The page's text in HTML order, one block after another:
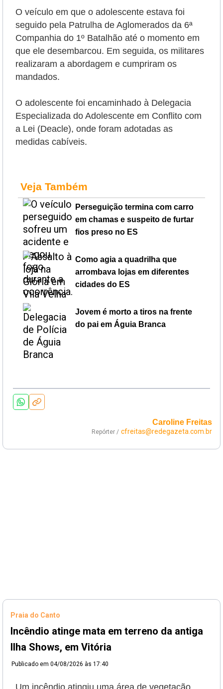
O veículo em que o adolescente estava foi
seguido pela Patrulha de Aglomerados da 6ª
Companhia do 1º Batalhão até o momento em
que ele desembarcou. Em seguida, os militares
realizaram a abordagem e cumpriram os
mandados.
O adolescente foi encaminhado à Delegacia
Especializada do Adolescente em Conflito com
a Lei (Deacle), onde foram adotadas as
medidas cabíveis.
Veja Também
Perseguição termina com carro
em chamas e suspeito de furtar
fios preso no ES
Como agia a quadrilha que
arrombava lojas em diferentes
cidades do ES
Jovem é morto a tiros na frente
do pai em Águia Branca
Caroline Freitas
Repórter / cfreitas@redegazeta.com.br
Praia do Canto
Incêndio atinge mata em terreno da antiga
Ilha Shows, em Vitória
Publicado em 04/08/2026 às 17:40
Um incêndio atingiu uma área de vegetação